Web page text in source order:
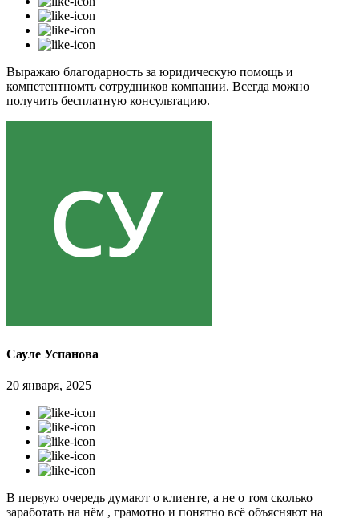
Выражаю благодарность за юридическую помощь и
компетентномть сотрудников компании. Всегда можно
получить бесплатную консультацию.
Сауле Успанова
20 января, 2025
В первую очередь думают о клиенте, а не о том сколько
заработать на нём , грамотно и понятно всё объясняют на